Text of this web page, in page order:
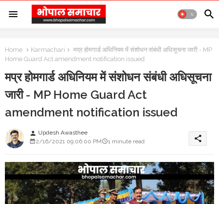
Home Karmachari
मप्र होमगार्ड अधिनियम में संशोधन संबंधी अधिसूचना जारी - MP
Home Guard Act amendment notification issued
मप्र होमगार्ड अधिनियम में संशोधन संबंधी अधिसूचना
जारी - MP Home Guard Act
amendment notification issued
person Updesh Awasthee
2/16/2021 09:06:00 PM
1 minute read share